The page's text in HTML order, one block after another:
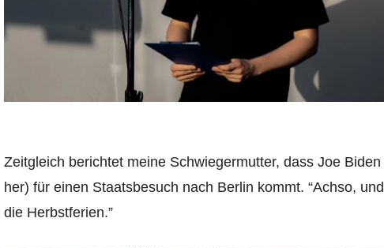
Zeitgleich berichtet meine Schwiegermutter, dass Joe Biden
her) für einen Staatsbesuch nach Berlin kommt. “Achso,
die Herbstferien.”